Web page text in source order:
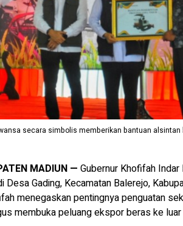
secara simbolis memberikan bantuan alsintan
MADIUN — Gubernur Khofifah
Desa Gading, Kecamatan Balerejo,
menegaskan pentingnya penguatan
membuka peluang ekspor beras ke luar